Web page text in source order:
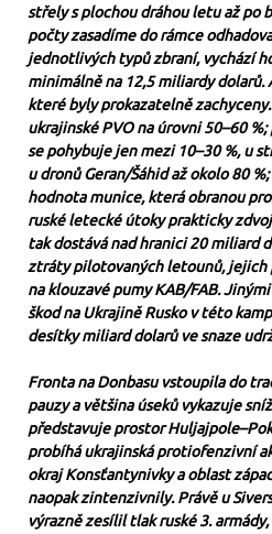
střely s plochou dráhou letu až po
počty zasadíme do rámce
jednotlivých typů zbraní, vychází
minimálně na 12,5 miliardy dolarů.
které byly prokazatelně
ukrajinské PVO na úrovni 50–60
se pohybuje jen mezi 10–30 %, u
u dronů Geran/Šáhid až okolo 80
hodnota munice, která obranou
ruské letecké útoky prakticky
tak dostává nad hranici 20 miliard
ztráty pilotovaných letounů, jejich
na klouzavé pumy KAB/FAB.
škod na Ukrajině Rusko v této
desítky miliard dolarů ve snaze
Fronta na Donbasu vstoupila do
pauzy a většina úseků vykazuje
představuje prostor
probíhá ukrajinská protiofenzivní
okraj Konsťantynivky a oblast
naopak zintenzivnily. Právě u
výrazně zesílil tlak ruské 3.